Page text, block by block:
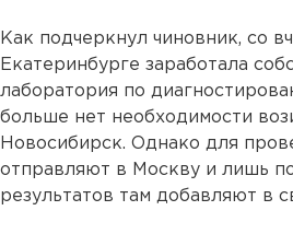
Как подчеркнул чиновник, со
Екатеринбурге заработала
лаборатория по
больше нет необходимости
Новосибирск. Однако для
отправляют в Москву и лишь
результатов там добавляют в